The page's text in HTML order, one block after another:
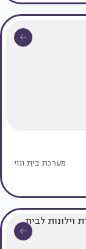
מערכת בית ונוי